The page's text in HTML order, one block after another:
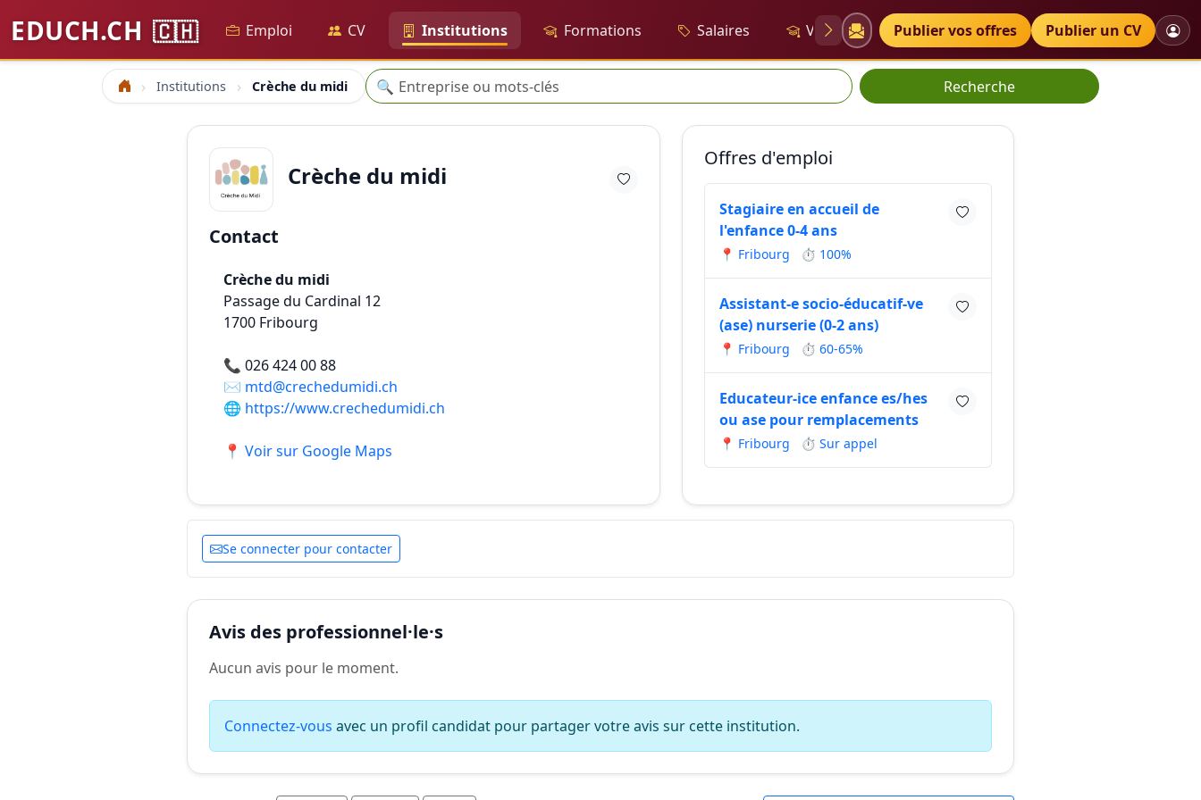
EDUCH.CH 🇨🇭 Emploi CV Institutions Formations Salaires VAE Diplômes Petites annonces
Publier vos offres Publier un CV
Accueil Institutions Crèche du midi Recherche
🔍 Recherche
Crèche du midi
Contact
Crèche du midi
Passage du Cardinal 12
1700 Fribourg
📞 026 424 00 88
✉️ mtd@crechedumidi.ch
🌐 https://www.crechedumidi.ch
📍 Voir sur Google Maps
Offres d'emploi
Stagiaire en accueil de
l'enfance 0-4 ans
📍 Fribourg ⏱ 100%
Assistant-e socio-éducatif-ve
(ase) nurserie (0-2 ans)
📍 Fribourg ⏱ 60-65%
Educateur-ice enfance es/hes
ou ase pour remplacements
📍 Fribourg ⏱ Sur appel
Se connecter pour contacter
Avis des professionnel·le·s
Aucun avis pour le moment.
Connectez-vous avec un profil candidat pour partager votre avis sur cette institution.